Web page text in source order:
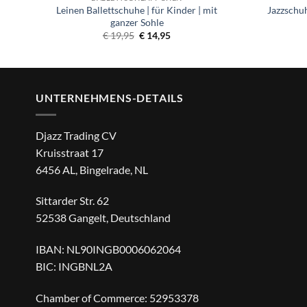
Leinen Ballettschuhe | für Kinder | mit
ganzer Sohle
€19,95 Ursprünglicher
Preis
€ 14,95Aktueller
UNTERNEHMENS-DETAILS
Djazz Trading CV
Kruisstraat 17
6456 AL, Bingelrade, NL
Sittarder Str. 62
52538 Gangelt, Deutschland
IBAN: NL90INGB0006062064
BIC: INGBNL2A
Chamber of Commerce: 52953378